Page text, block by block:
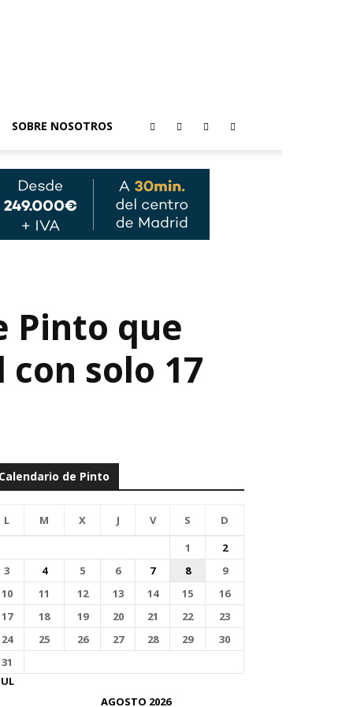
SOBRE NOSOTROS
Pinto que
solo 17
de Pinto
AGOSTO 2026
L M X J V S
D
1
2
3
4 5 6 7 8
9
10
11 12 13 14 15
16
17
18 19 20 21 22
23
24
25 26 27 28 29
30
31